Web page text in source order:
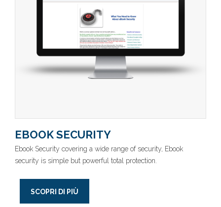
EBOOK SECURITY
Ebook Security covering a wide range of security, Ebook
security is simple but powerful total protection.
SCOPRI DI PIÙ